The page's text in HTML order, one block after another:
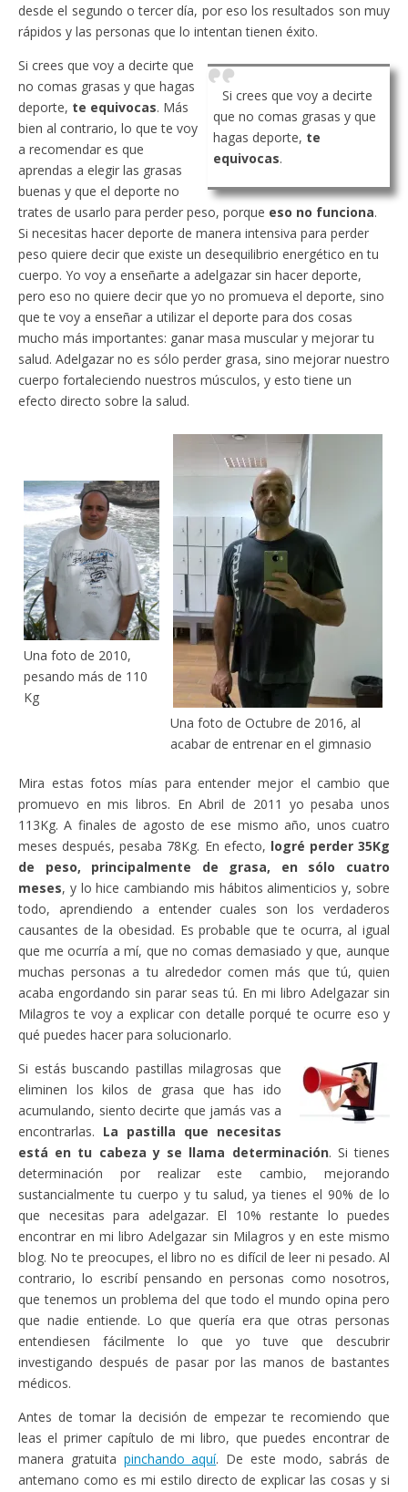
desde el segundo o tercer día, por eso los resultados son muy
rápidos y las personas que lo intentan tienen éxito.
Si crees que voy a decirte
que no comas grasas y que
hagas deporte, te
equivocas.
Si crees que voy a decirte que
no comas grasas y que hagas
deporte, te equivocas. Más
bien al contrario, lo que te voy
a recomendar es que
aprendas a elegir las grasas
buenas y que el deporte no
trates de usarlo para perder peso, porque eso no funciona.
Si necesitas hacer deporte de manera intensiva para perder
peso quiere decir que existe un desequilibrio energético en tu
cuerpo. Yo voy a enseñarte a adelgazar sin hacer deporte,
pero eso no quiere decir que yo no promueva el deporte, sino
que te voy a enseñar a utilizar el deporte para dos cosas
mucho más importantes: ganar masa muscular y mejorar tu
salud. Adelgazar no es sólo perder grasa, sino mejorar nuestro
cuerpo fortaleciendo nuestros músculos, y esto tiene un
efecto directo sobre la salud.
Una foto de 2010,
pesando más de 110
Kg
Una foto de Octubre de 2016, al
acabar de entrenar en el gimnasio
Mira estas fotos mías para entender mejor el cambio que
promuevo en mis libros. En Abril de 2011 yo pesaba unos
113Kg. A finales de agosto de ese mismo año, unos cuatro
meses después, pesaba 78Kg. En efecto, logré perder 35Kg
de peso, principalmente de grasa, en sólo cuatro
meses, y lo hice cambiando mis hábitos alimenticios y, sobre
todo, aprendiendo a entender cuales son los verdaderos
causantes de la obesidad. Es probable que te ocurra, al igual
que me ocurría a mí, que no comas demasiado y que, aunque
muchas personas a tu alrededor comen más que tú, quien
acaba engordando sin parar seas tú. En mi libro Adelgazar sin
Milagros te voy a explicar con detalle porqué te ocurre eso y
qué puedes hacer para solucionarlo.
Si estás buscando pastillas milagrosas que
eliminen los kilos de grasa que has ido
acumulando, siento decirte que jamás vas a
encontrarlas. La pastilla que necesitas
está en tu cabeza y se llama determinación. Si tienes
determinación por realizar este cambio, mejorando
sustancialmente tu cuerpo y tu salud, ya tienes el 90% de lo
que necesitas para adelgazar. El 10% restante lo puedes
encontrar en mi libro Adelgazar sin Milagros y en este mismo
blog. No te preocupes, el libro no es difícil de leer ni pesado. Al
contrario, lo escribí pensando en personas como nosotros,
que tenemos un problema del que todo el mundo opina pero
que nadie entiende. Lo que quería era que otras personas
entendiesen fácilmente lo que yo tuve que descubrir
investigando después de pasar por las manos de bastantes
médicos.
Antes de tomar la decisión de empezar te recomiendo que
leas el primer capítulo de mi libro, que puedes encontrar de
manera gratuita pinchando aquí. De este modo, sabrás de
antemano como es mi estilo directo de explicar las cosas y si